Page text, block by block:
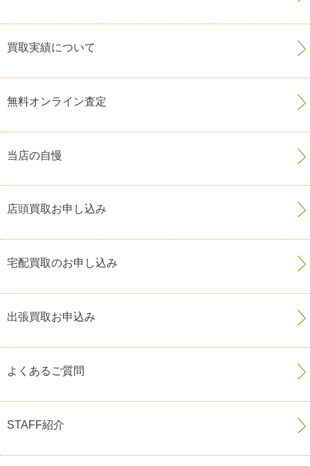
買取実績について
無料オンライン査定
当店の自慢
店頭買取お申し込み
宅配買取のお申し込み
出張買取お申込み
よくあるご質問
STAFF紹介